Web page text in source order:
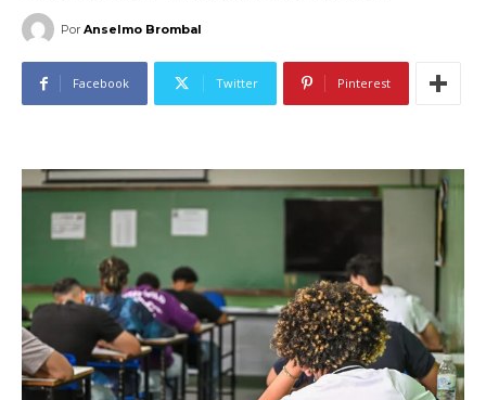
Por Anselmo Brombal
Facebook Twitter Pinterest